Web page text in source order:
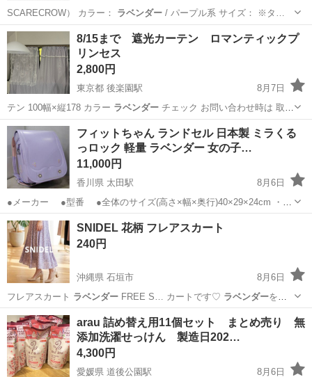
SCARECROW） ​カラー： ラベンダー/ パープル系 ​サイズ： ※タ…
奈良 奈良市 学園前駅 一輪車
8/15まで 遮光カーテン ロマンティックプ
リンセス
2,800円
東京都 後楽園駅
8月7日
テン 100幅×縦178 カラー ラベンダーチェック お問い合わせ時は 取
り…
東京 文京区 後楽園駅
ロマンティックプリンセス
フィットちゃん ランドセル 日本製 ミラくる
っロック 軽量 ラベンダー 女の子…
11,000円
香川県 太田駅
8月6日
●メーカー ●型番 ●全体のサイズ(高さ×幅×奥行)40×29×24cm ・フ
ィットちゃん背カン：肩ベルトが左右別々に動くため、背中にぴった
りフィットして軽く感じられます。 ・ミラくるっロック：錠前...
香川 高松市 その他
SNIDEL 花柄 フレアスカート
240円
沖縄県 石垣市
8月6日
フレアスカート ラベンダー FREE S… カートです♡ ラベンダーをベ
ースにした小… カラー：IVR（ラベンダー系） * 柄：小…
沖縄 石垣市 スカート ラベンダー
arau 詰め替え用11個セット まとめ売り 無
添加洗濯せっけん 製造日202…
4,300円
愛媛県 道後公園駅 8月6日